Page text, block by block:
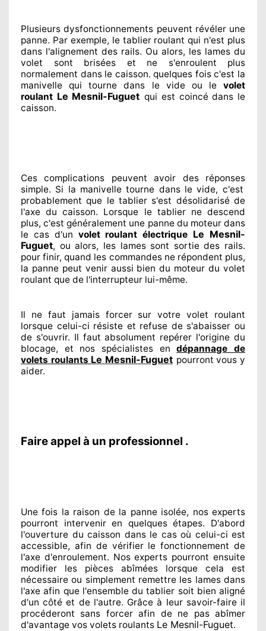
Plusieurs dysfonctionnements peuvent révélerune
panne. Par exemple, le tablier roulant qui n'est plus
dans l'alignement des rails. Ou alors, les lames du
volet sont brisées et ne s'enroulent plus
normalement dans le caisson. quelques foisc'est la
manivelle qui tourne dans le vide ou le volet
roulant Le Mesnil-Fuguet qui est coincédans le
caisson.
Ces complications peuvent avoir des réponses
simple. Si la manivelle tourne dans le vide, c'est
probablement que le tablier s'est désolidariséde
l'axe du caisson. Lorsque le tablier ne descend
plus, c'est généralement une panne du moteur dans
le cas d'un volet roulant électrique Le Mesnil-
Fuguet, ou alors, les lames sont sortiedes rails.
pour finir, quand les commandes ne répondent plus,
la panne peut venir aussi bien du moteur du volet
roulant que de l'interrupteur lui-même.
Il ne faut jamais forcer sur votre volet roulant
lorsque celui-ci résiste et refuse de s'abaisser ou
de s'ouvrir. Il faut absolument repérer l'origine du
blocage, et nos spécialistes endépannage de
volets roulants Le Mesnil-Fuguet pourront vous y
aider.
Faire appel à un professionnel .
Une fois la raison de la panne isolée, nos experts
pourront interveniren quelques étapes. D'abord
l'ouverture du caisson dans le cas où celui-ci est
accessible, afin de vérifier le fonctionnement de
l'axe d'enroulement. Nos experts pourront ensuite
modifier les pièces abîmées lorsque cela est
nécessaire ou simplement remettre les lames dans
l'axe afin que l'ensembledu tablier soit bien aligné
d'un côté et de l'autre. Grâce à leur savoir-faireil
procéderont sans forcer afin dene pas abîmer
d'avantage vos volets roulants Le Mesnil-Fuguet.